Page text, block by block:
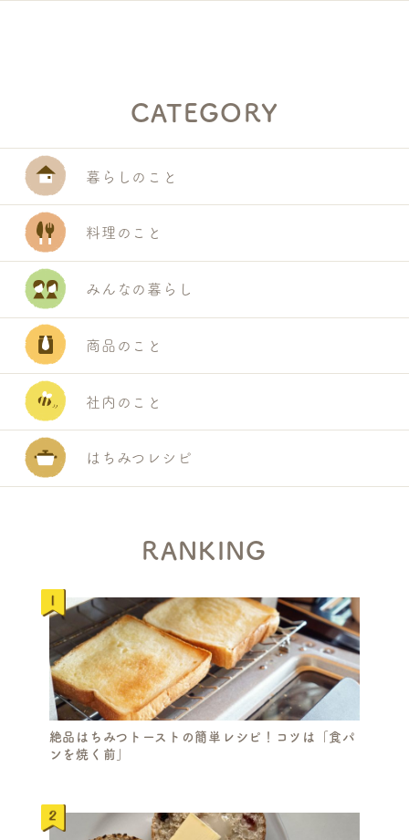
CATEGORY
暮らしのこと
料理のこと
みんなの暮らし
商品のこと
社内のこと
はちみつレシピ
RANKING
絶品はちみつトーストの簡単レシピ！コツは「食パ
ンを焼く前」